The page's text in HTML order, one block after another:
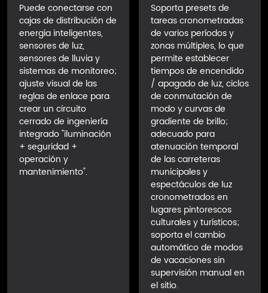
Puede conectarse con
cajas de distribución de
energía inteligentes,
sensores de luz,
sensores de lluvia y
sistemas de monitoreo;
ajuste visual de las
reglas de enlace para
crear un circuito
cerrado de ingeniería
integrado "iluminación
+ seguridad +
operación y
mantenimiento".
Soporta presets de
tareas cronometradas
de varios períodos y
zonas múltiples, lo que
permite establecer
tiempos de encendido
/ apagado de luz, ciclos
de conmutación de
modo y curvas de
gradiente de brillo;
adecuado para
atenuación temporal
de las carreteras
municipales y
espectáculos de luz
cronometrados en
lugares pintorescos
culturales y turísticos;
soporta el cambio
automático de modos
de vacaciones sin
supervisión manual en
el sitio.